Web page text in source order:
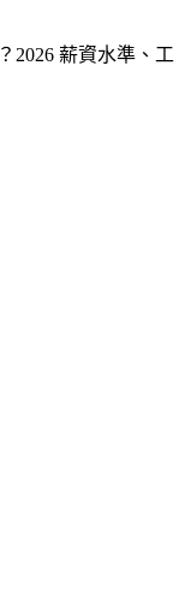
2026 薪資水準、工